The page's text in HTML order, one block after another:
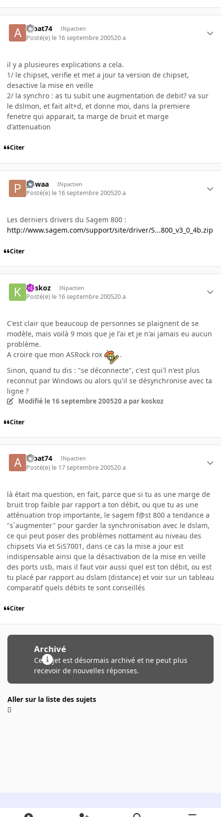
Albat74 INpactien
Posté(e) le 16 septembre 200520 a
il y a plusieures explications a cela.
1/ le chipset, verifie et met a jour ta version de chipset,
desactive la mise en veille
2/ la synchro : as tu subit une augmentation de debit? va sur
le dslmon, et fait alt+d, et donne moi, dans la premiere
fenetre qui apparait, ta marge de bruit et marge
d'attenuation
Citer
powaa INpactien
Posté(e) le 16 septembre 200520 a
Les derniers drivers du Sagem 800 :
http://www.sagem.com/support/site/driver/S...800_v3_0_4b.zip
Citer
koskoz INpactien
Posté(e) le 16 septembre 200520 a
C'est clair que beaucoup de personnes se plaignent de se
modèle, mais voilà 9 mois que je l'ai et je n'ai jamais eu aucun
problème.
A croire que mon ASRock rox
.
Sinon, quand tu dis : "se déconnecte", c'est qui'l n'est plus
reconnut par Windows ou alors qu'il se désynchronise avec ta
ligne ?
Modifié le 16 septembre 200520 a par koskoz
Citer
Albat74 INpactien
Posté(e) le 17 septembre 200520 a
là était ma question, en fait, parce que si tu as une marge de
bruit trop faible par rapport a ton débit, ou que tu as une
atténuation trop importante, le sagem f@st 800 a tendance a
"s´augmenter" pour garder la synchronisation avec le dslam,
ce qui peut poser des problèmes nottament au niveau des
chipsets Via et SiS7001, dans ce cas la mise a jour est
indispensable ainsi que la désactivation de la mise en veille
des ports usb, mais il faut voir aussi quel est ton débit, ou est
tu placé par rapport au dslam (distance) et voir sur un tableau
comparatif quels débits te sont conseillés
Citer
Archivé
Ce sujet est désormais archivé et ne peut plus
recevoir de nouvelles réponses.
Aller sur la liste des sujets